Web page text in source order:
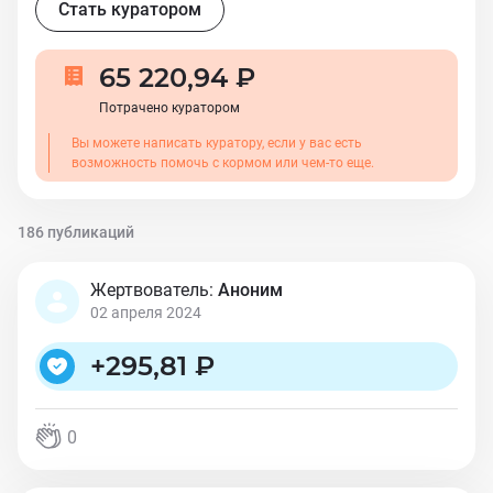
Но сумма реабилитаций для меня одной неподъемная,
я обращаюсь к вам, дорогие мои, помогите Тайлеру.
Есть шанс поставить его на ноги. И нужно этот шанс
использовать. Я очень прошу вас помочь ему любой
Окунева Лариса.
Стать куратором
65 220,94 ₽
Потрачено куратором
Вы можете написать куратору, если у вас есть
возможность помочь с кормом или чем-то еще.
186 публикаций
Жертвователь: Аноним
02 апреля 2024
+295,81 ₽
0